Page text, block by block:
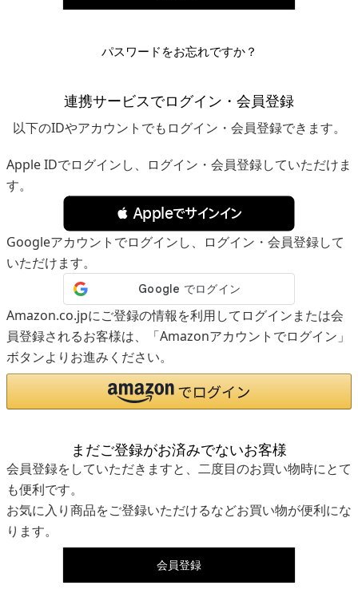
パスワードをお忘れですか？
連携サービスでログイン・会員登録
以下のIDやアカウントでもログイン・会員登録できます。
Apple IDでログインし、ログイン・会員登録していただけま
す。
 Appleでサインイン
Googleアカウントでログインし、ログイン・会員登録して
いただけます。
Amazon.co.jpにご登録の情報を利用してログインまたは会
員登録されるお客様は、「Amazonアカウントでログイン」
ボタンよりお進みください。
まだご登録がお済みでないお客様
会員登録をしていただきますと、二度目のお買い物時にとて
も便利です。
お気に入り商品をご登録いただけるなどお買い物が便利にな
ります。
会員登録